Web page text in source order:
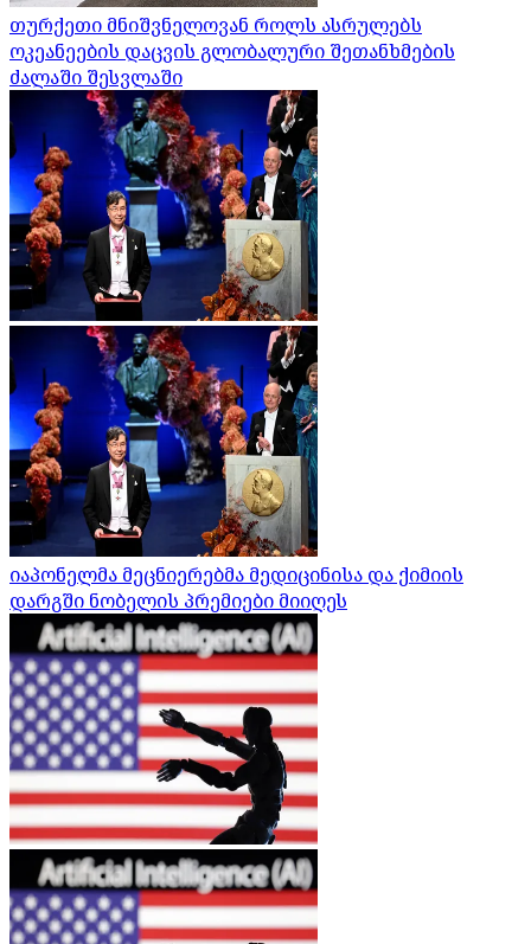
თურქეთი მნიშვნელოვან როლს ასრულებს
ოკეანეების დაცვის გლობალური შეთანხმების
ძალაში შესვლაში
იაპონელმა მეცნიერებმა მედიცინისა და ქიმიის
დარგში ნობელის პრემიები მიიღეს